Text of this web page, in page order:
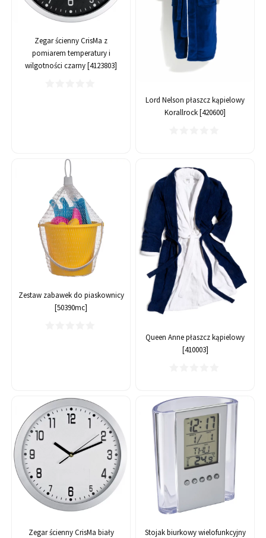
Zegar ścienny CrisMa z
pomiarem temperatury i
wilgotności czarny [4123803]
Lord Nelson płaszcz kąpielowy
Korallrock [420600]
Zestaw zabawek do piaskownicy
[50390mc]
Queen Anne płaszcz kąpielowy
[410003]
Zegar ścienny CrisMa biały
Stojak biurkowy wielofunkcyjny